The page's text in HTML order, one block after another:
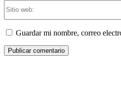
Guardar mi nombre, correo